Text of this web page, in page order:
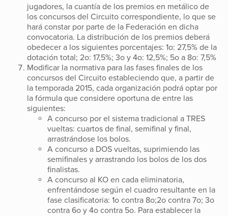
jugadores, la cuantía de los premios en metálico de
los concursos del Circuito correspondiente, lo que se
hará constar por parte de la Federación en dicha
convocatoria. La distribución de los premios deberá
obedecer a los siguientes porcentajes: 1o: 27,5% de la
dotación total; 2o: 17,5%; 3o y 4o: 12,5%; 5o a 8o: 7,5%
Modificar la normativa para las fases finales de los
concursos del Circuito estableciendo que, a partir de
la temporada 2015, cada organización podrá optar por
la fórmula que considere oportuna de entre las
siguientes:
A concurso por el sistema tradicional a TRES
vueltas: cuartos de final, semifinal y final,
arrastrándose los bolos.
A concurso a DOS vueltas, suprimiendo las
semifinales y arrastrando los bolos de los dos
finalistas.
A concurso al KO en cada eliminatoria,
enfrentándose según el cuadro resultante en la
fase clasificatoria: 1o contra 8o;2o contra 7o; 3o
contra 6o y 4o contra 5o. Para establecer la